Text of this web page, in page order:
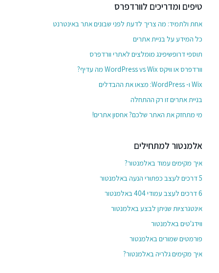
טיפים ומדריכים לוורדפרס
אחת ולתמיד: מה צריך לדעת לפני שבונים אתר באינטרנט
כל המידע על בניית אתרים
תוספי דרופשיפינג מומלצים לאתרי וורדפרס
וורדפרס או וויקס WordPress vs Wix מה עדיף?
Wix ו- WordPress: מצאו את ההבדלים
בניית אתרים זו רק ההתחלה
מי מתחזק את האתר שלכם? אחסון אתרים!
אלמנטור למתחילים
איך מקימים עמוד באלמנטור?
5 דרכים לעצב כפתורי הנעה באלמנטור
6 דרכים לעצב עמודי 404 באלמנטור
אינטגרציות שניתן לבצע באלמנטור
ווידג'טים באלמנטור
פורמטים שמורים באלמנטור
איך מקימים גלריה באלמנטור?